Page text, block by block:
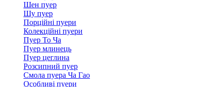
Шен пуер
Шу пуер
Порційні пуери
Колекційні пуери
Пуер То Ча
Пуер млинець
Пуер цеглина
Розсипний пуер
Смола пуера Ча Гао
Особливі пуери